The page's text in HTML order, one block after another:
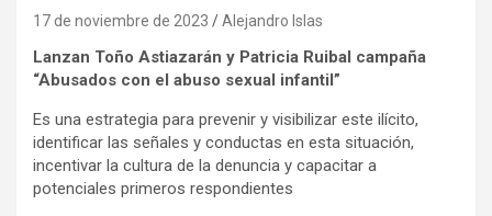
17 de noviembre de 2023 Alejandro Islas
Lanzan Toño Astiazarán y Patricia Ruibal campaña
“Abusados con el abuso sexual infantil”
Es una estrategia para prevenir y visibilizar este ilícito,
identificar las señales y conductas en esta situación,
incentivar la cultura de la denuncia y capacitar a
potenciales primeros respondientes